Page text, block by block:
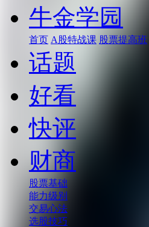
牛金学园
首页 A股特战课 股票提高班
话题
好看
快评
财商
股票基础
能力级别
交易心法
选股技巧